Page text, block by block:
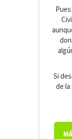
Si
de la